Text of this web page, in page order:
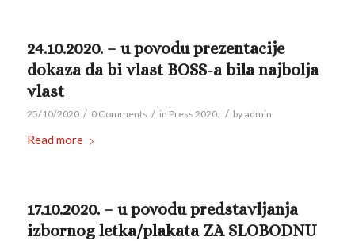
24.10.2020. – u povodu prezentacije
dokaza da bi vlast BOSS-a bila najbolja
vlast
25/10/2020 / 0 Comments / in Press 2020. / by admin
Read more
17.10.2020. – u povodu predstavljanja
izbornog letka/plakata ZA SLOBODNU